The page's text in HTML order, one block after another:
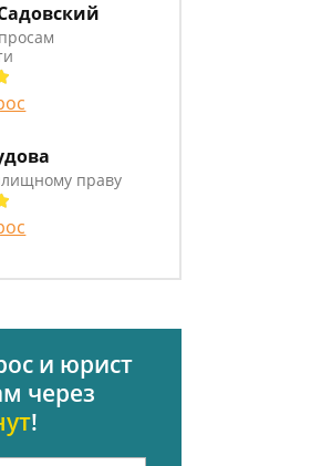
праву
и юрист
через
!